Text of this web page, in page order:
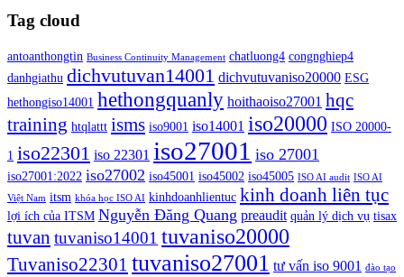
Tag cloud
antoanthongtin Business Continuity Management chatluong4 congnghiep4
danhgiathu dichvutuvan14001 dichvutuvaniso20000 ESG
hethongiso14001 hethongquanly hoithaoiso27001 hqc
training htqlattt isms iso9001 iso14001 iso20000 ISO 20000-
1 iso22301 iso 22301 iso27001 iso 27001
iso27001:2022 iso27002 iso45001 iso45002 iso45005 ISO AI audit ISO AI
Việt Nam itsm khóa học ISO AI kinhdoanhlientuc kinh doanh liên tục
lợi ích của ITSM Nguyễn Đăng Quang preaudit quản lý dịch vụ tisax
tuvan tuvaniso14001 tuvaniso20000
Tuvaniso22301 tuvaniso27001 tư vấn iso 9001
đào tạo